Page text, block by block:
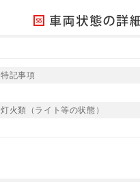
特記事項
灯火類（ライト等の状態）